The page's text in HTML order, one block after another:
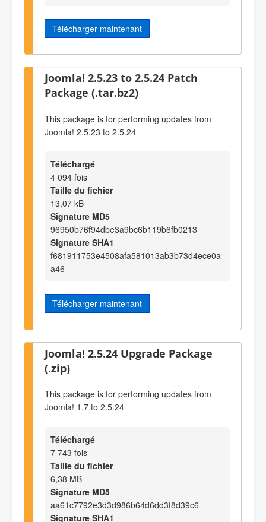
Télécharger maintenant
Joomla! 2.5.23 to 2.5.24 Patch
Package (.tar.bz2)
This package is for performing updates from
Joomla! 2.5.23 to 2.5.24
Téléchargé
4 094 fois
Taille du fichier
13,07 kB
Signature MD5
96950b76f94dbe3a9bc6b119b6fb0213
Signature SHA1
f681911753e4508afa581013ab3b73d4ece0a
a46
Télécharger maintenant
Joomla! 2.5.24 Upgrade Package
(.zip)
This package is for performing updates from
Joomla! 1.7 to 2.5.24
Téléchargé
7 743 fois
Taille du fichier
6,38 MB
Signature MD5
aa61c7792e3d3d986b64d6dd3f8d39c6
Signature SHA1